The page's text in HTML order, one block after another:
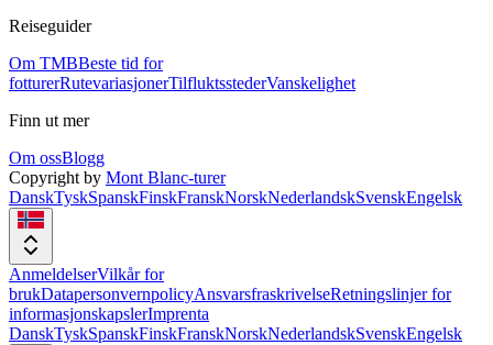
Reiseguider
Om TMBBeste tid for
fotturerRutevariasjonerTilfluktsstederVanskelighet
Finn ut mer
Om ossBlogg
Copyright by Mont Blanc-turer
DanskTyskSpanskFinskFranskNorskNederlandskSvenskEngelsk
AnmeldelserVilkår for
brukDatapersonvernpolicyAnsvarsfraskrivelseRetningslinjer for
informasjonskapslerImprenta
DanskTyskSpanskFinskFranskNorskNederlandskSvenskEngelsk